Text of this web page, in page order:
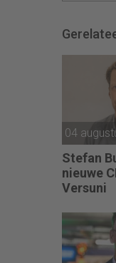
04
Stefan
nieuwe
Versuni